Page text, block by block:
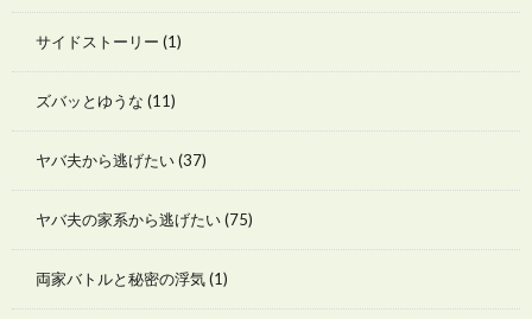
サイドストーリー (1)
ズバッとゆうな (11)
ヤバ夫から逃げたい(37)
ヤバ夫の家系から逃げたい(75)
両家バトルと秘密の浮気(1)